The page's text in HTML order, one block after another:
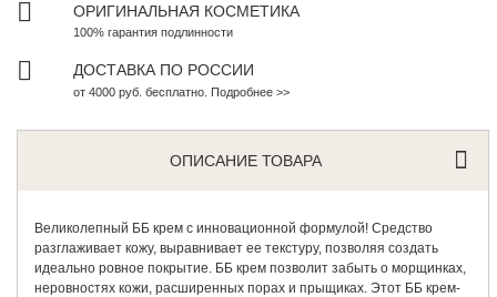
ОРИГИНАЛЬНАЯ КОСМЕТИКА
100% гарантия подлинности
ДОСТАВКА ПО РОССИИ
от 4000 руб. бесплатно. Подробнее >>
ОПИСАНИЕ ТОВАРА
Великолепный ББ кремс инновационной формулой! Средство
разглаживает кожу, выравнивает ее текстуру, позволяя создать
идеально ровное покрытие. ББ крем позволит забыть о морщинках,
неровностях кожи, расширенных порах и прыщиках. Этот ББ крем-